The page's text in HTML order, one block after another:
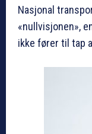
Nasjonal
«nullvisjonen»,
ikke fører til tap